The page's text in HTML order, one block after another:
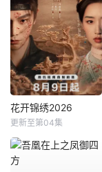
花开锦绣2026
更新至第04集